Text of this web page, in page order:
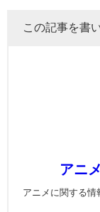
この記事を書
アニ
アニメに関する情